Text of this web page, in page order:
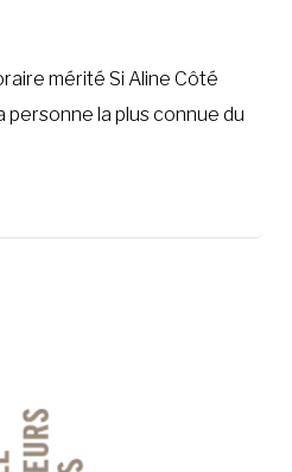
mérité Si Aline Côté
personne la plus connue du